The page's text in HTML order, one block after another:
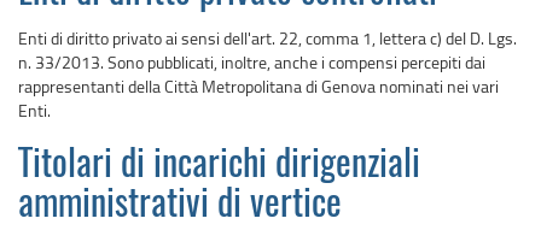
Enti di diritto privato ai sensi dell'art. 22, comma 1, lettera c) del D. Lgs.
n. 33/2013. Sono pubblicati, inoltre, anche i compensi percepiti dai
rappresentanti della Città Metropolitana di Genova nominati nei vari
Enti.
Titolari di incarichi dirigenziali
amministrativi di vertice